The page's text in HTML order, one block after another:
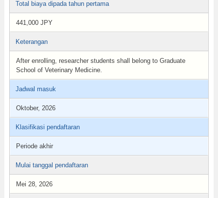
Total biaya dipada tahun pertama
441,000 JPY
Keterangan
After enrolling, researcher students shall belong to Graduate
School of Veterinary Medicine.
Jadwal masuk
Oktober, 2026
Klasifikasi pendaftaran
Periode akhir
Mulai tanggal pendaftaran
Mei 28, 2026